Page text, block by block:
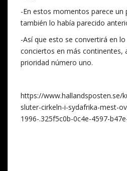
-En estos momentos parece un
también lo había parecido
-Así que esto se convertirá en
conciertos en más continentes,
prioridad número uno.
https://www.hallandsposten.se/
sluter-cirkeln-i-sydafrika-mest-
1996-.325f5c0b-0c4e-4597-